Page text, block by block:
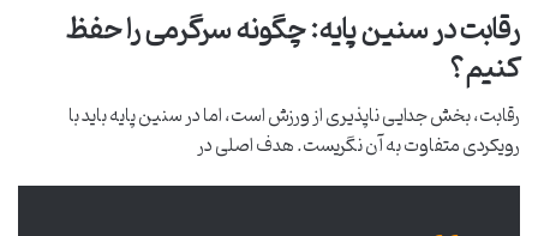
رقابت در سنین پایه: چگونه سرگرمی را حفظ
کنیم؟
رقابت، بخش جدایی ناپذیری از ورزش است، اما در سنین پایه باید با
رویکردی متفاوت به آن نگریست. هدف اصلی در